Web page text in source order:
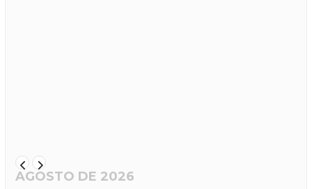
AGOSTO DE 2026